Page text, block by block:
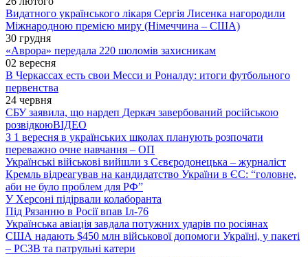
Видатного українського лікаря Сергія Лисенка нагородили
Міжнародною премією миру (Німеччина – США)
30 грудня
«Аврора» передала 220 шоломів захисникам
02 вересня
В Черкассах есть свои Месси и Роналду: итоги футбольного
первенства
24 червня
СБУ заявила, що нардеп Деркач завербований російською
розвідкоюВІДЕО
З 1 вересня в українських школах планують розпочати
переважно очне навчання – ОП
Українські військові вийшли з Сєвєродонецька – журналіст
Кремль відреагував на кандидатство України в ЄС: “головне,
аби не було проблем для РФ”
У Херсоні підірвали колаборанта
Під Рязанню в Росії впав Іл-76
Українська авіація завдала потужних ударів по росіянах
США надають $450 млн військової допомоги Україні, у пакеті
– РСЗВ та патрульні катери